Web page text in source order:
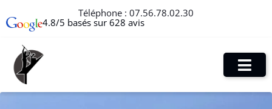
Téléphone : 07.56.78.02.30
4.8/5 basés sur 628 avis